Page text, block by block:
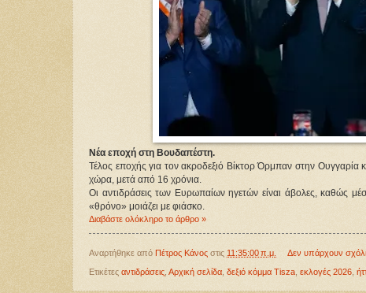
Νέα εποχή στη Βουδαπέστη.
Τέλος εποχής για τον ακροδεξιό Βίκτορ Όρμπαν στην
χώρα, μετά από 16 χρόνια.
Οι αντιδράσεις των Ευρωπαίων ηγετών είναι άβολες, καθώς
«θρόνο» μοιάζει με φιάσκο.
Διαβάστε ολόκληρο το άρθρο »
Αναρτήθηκε από Πέτρος Κάνος στις 11:35:00 π.μ. Δεν υπάρχουν
Ετικέτες αντιδράσεις Αρχική σελίδα δεξιό κόμμα Tisza εκλογές 2026